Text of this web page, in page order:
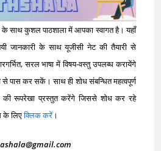
साथ कुशल पाठशाला में आपका स्वागत है। यहाँ
के साथ यूजीसी नेट की तैयारी से
सरल भाषा में विषय-वस्तु उपलब्ध करायेंगे
से पास कर सकें। साथ ही शोध संबन्धित महत्वपूर्ण
की रूपरेखा प्रस्तुत करेंगे जिससे शोध कर रहे
के लिएक्लिक करें ।